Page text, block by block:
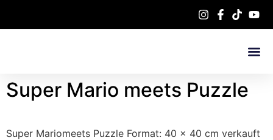
Super Mario meets Puzzle
Super Mariomeets Puzzle Format: 40 x 40 cm verkauft